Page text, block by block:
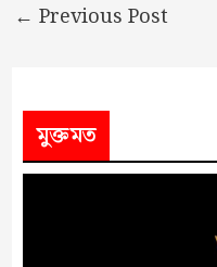
← Previous Post
মুক্তমত